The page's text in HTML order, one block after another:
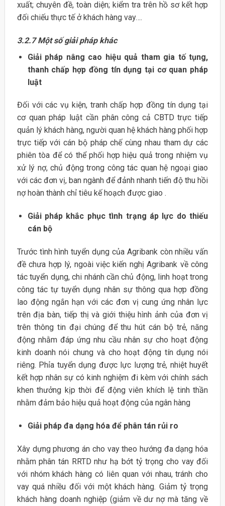
xuất; chuyên đề, toàn diện; kiểm tra trên hồ sơ kết hợp
đối chiếu thực tế ở khách hàng vay….
3.2.7Một số giải pháp khác
Giải pháp nâng cao hiệu quả tham gia tố tụng,
thanh chấp hợp đồng tín dụng tại cơ quan pháp
luật
Đối với các vụ kiện, tranh chấp hợp đồng tín dụng tại
cơ quan pháp luật cần phân công cả CBTD trực tiếp
quản lý khách hàng, người quan hệ khách hàng phối hợp
trực tiếp với cán bộ pháp chế cùng nhau tham dự các
phiên tòa để có thể phối hợp hiệu quả trong nhiệm vụ
xử lý nợ, chủ động trong công tác quan hệ ngoại giao
với các đơn vị, ban ngành để đảnh nhanh tiến độ thu hồi
nợ hoàn thành chỉ tiêu kế hoạch được giao .
Giải pháp khắc phục tình trạng áp lực do thiếu
cán bộ
Trước tình hình tuyển dụng của Agribank còn nhiều vấn
đề chưa hợp lý, ngoài việc kiến nghị Agribank về công
tác tuyển dụng, chi nhánh cần chủ động, linh hoạt trong
công tác tự tuyển dụng nhân sự thông qua hợp đồng
lao động ngắn hạn với các đơn vị cung ứng nhân lực
trên địa bàn, tiếp thị và giới thiệu hình ảnh của đơn vị
trên thông tin đại chúng để thu hút cán bộ trẻ, năng
động nhằm đáp ứng nhu cầu nhân sự cho hoạt động
kinh doanh nói chung và cho hoạt động tín dụng nói
riêng. Phỉa tuyển dụng được lực lượng trẻ, nhiệt huyết
kết hợp nhân sự có kinh nghiệm đi kèm với chính sách
khen thưởng kịp thời để động viên khích lệ tinh thần
nhằm đảm bảo hiệu quả hoạt động của ngân hàng
Giải pháp đa dạng hóa để phân tán rủi ro
Xây dựng phương án cho vay theo hướng đa dạng hóa
nhằm phân tán RRTD như hạ bớt tỷ trọng cho vay đối
với nhóm khách hàng có liên quan với nhau, tránh cho
vay quá nhiều đối với một khách hàng. Giảm tỷ trọng
khách hàng doanh nghiệp (giảm về dư nợ mà tăng về